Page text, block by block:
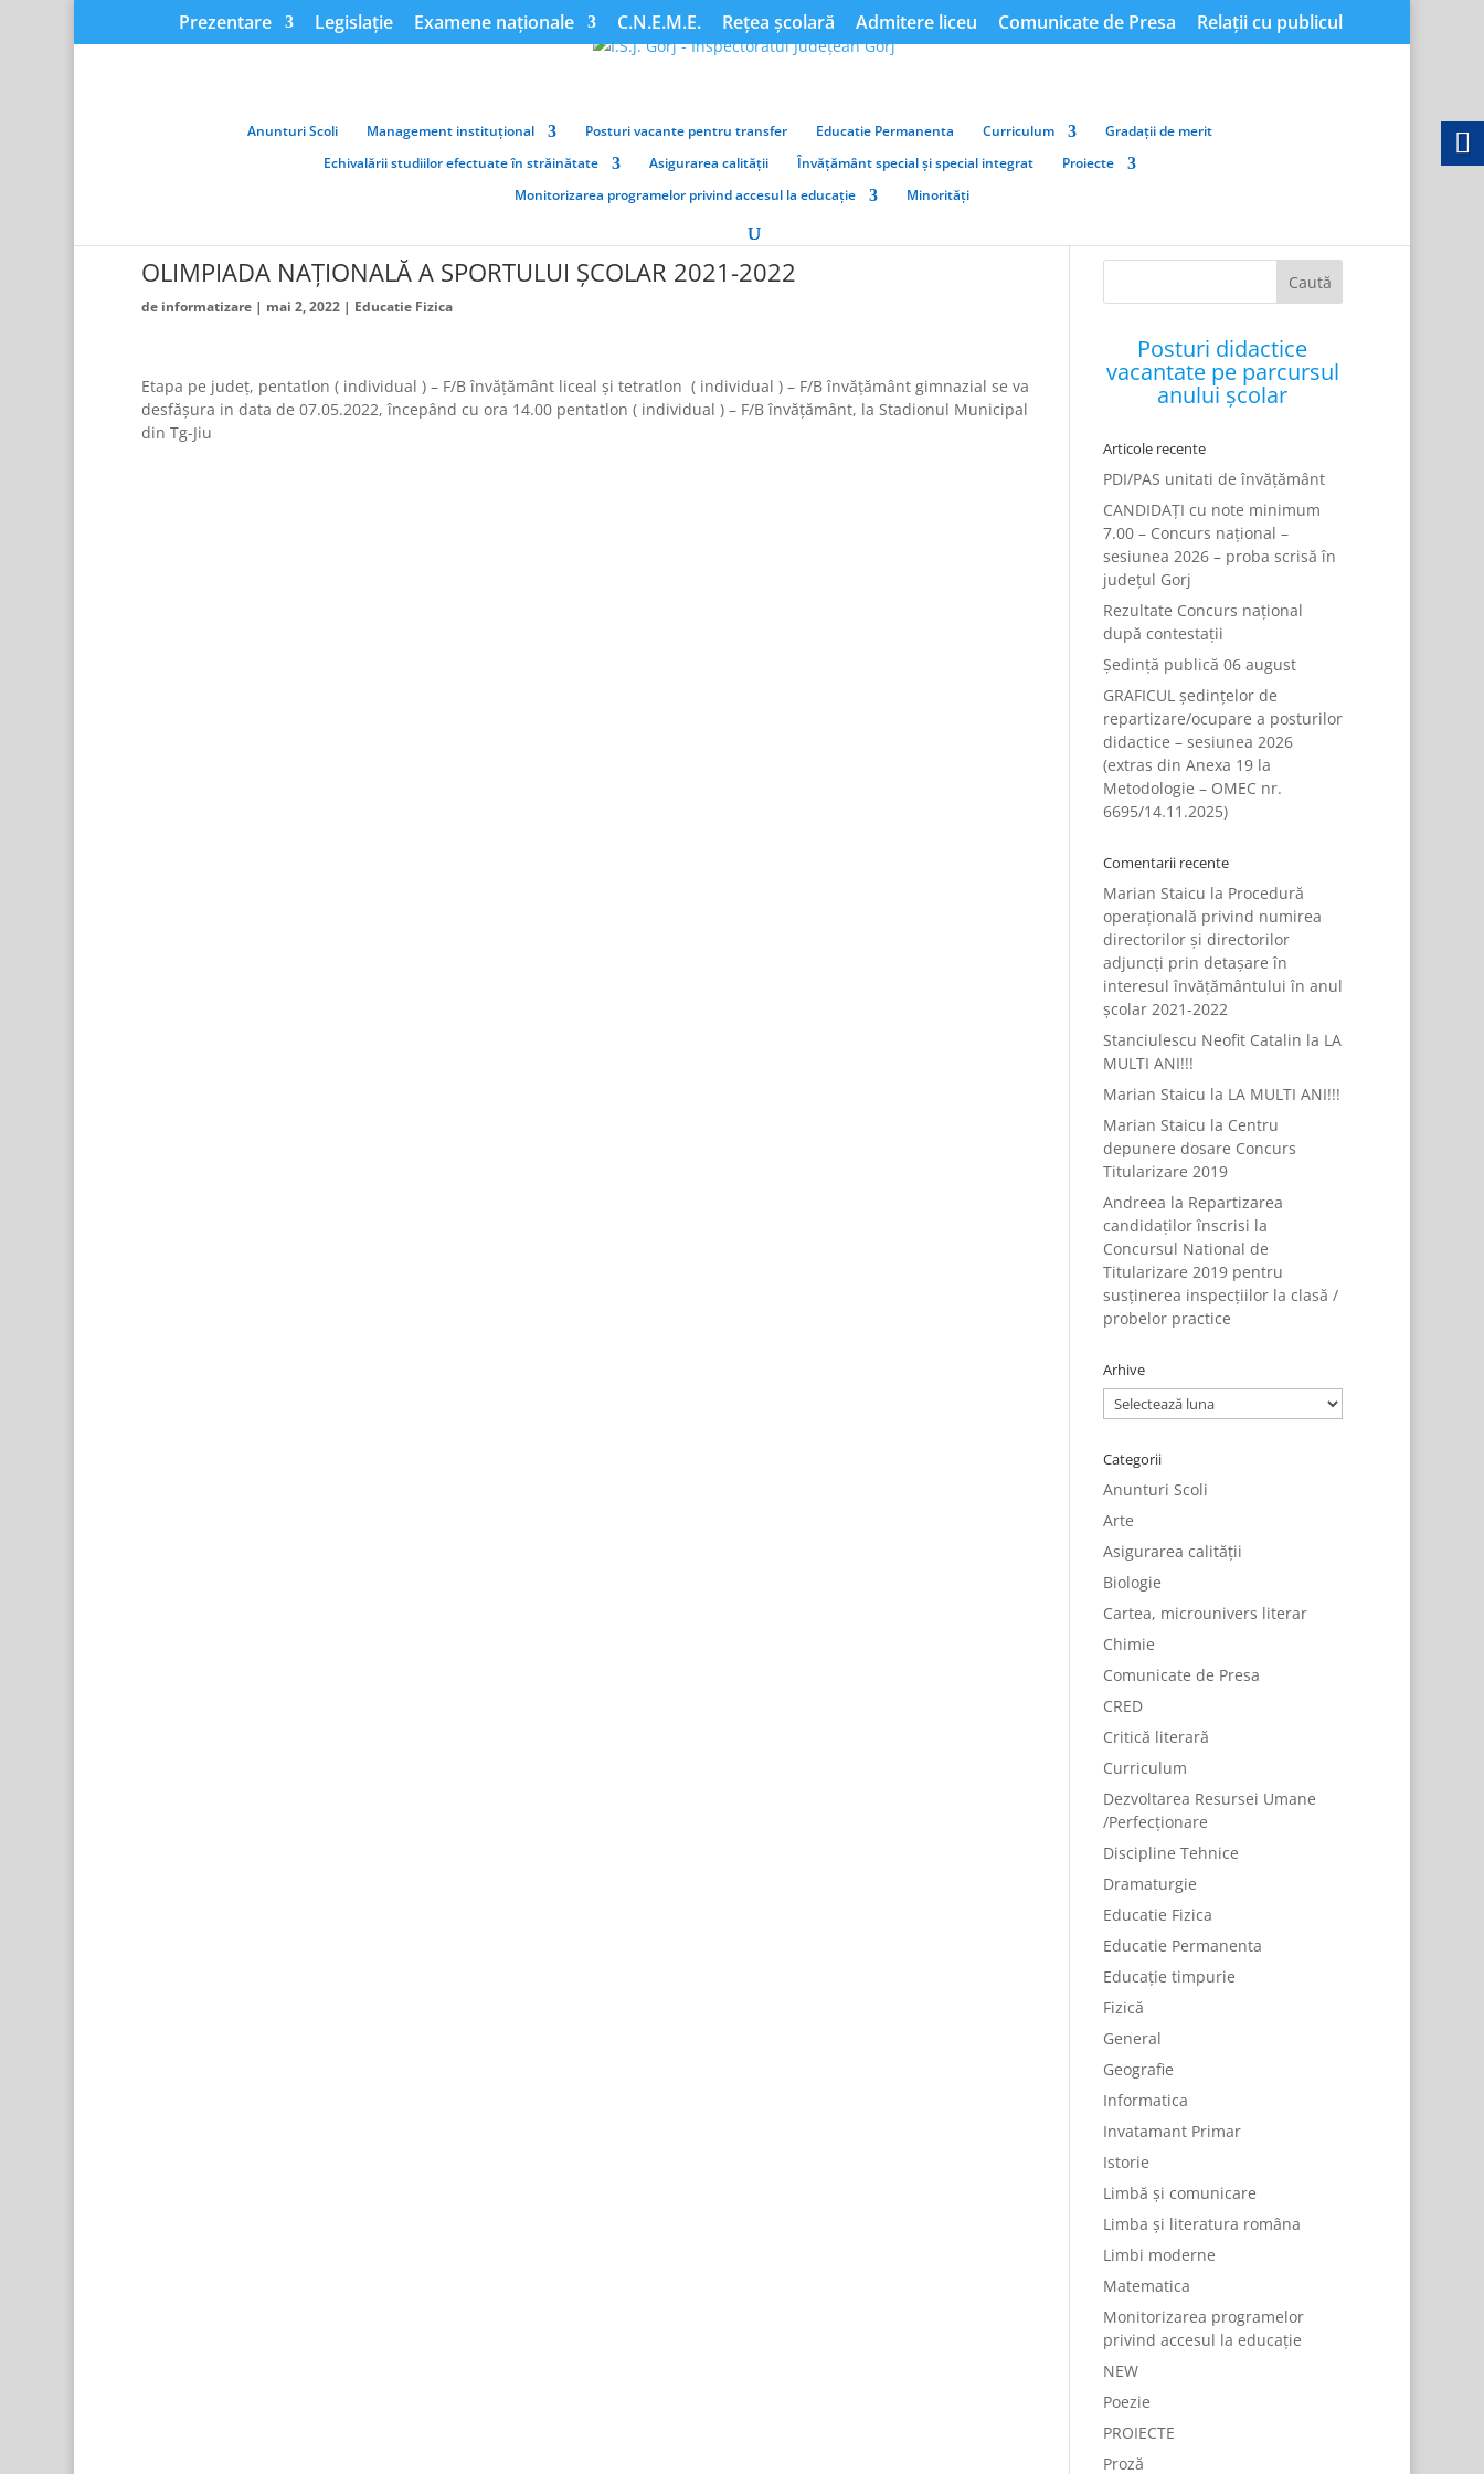
Prezentare Legislație Examene naționale C.N.E.M.E. Rețea școlară Admitere liceu Comunicate de Presa Relații cu publicul
Anunturi Scoli Management instituțional Posturi vacante pentru transfer Educatie Permanenta Curriculum
Gradații de merit
Echivalării studiilor efectuate în străinătate
Asigurarea calității Învățământ special și special integrat
Proiecte
Monitorizarea programelor privind accesul la educație
Minorități
OLIMPIADA NAȚIONALĂ A SPORTULUI ȘCOLAR 2021-2022
de informatizare| mai 2, 2022| Educatie Fizica
Etapa pe județ, pentatlon ( individual ) – F/B învățământ liceal și tetratlon ( individual ) – F/B învățământ gimnazial se va
desfășura in data de 07.05.2022, începând cu ora 14.00 pentatlon ( individual ) – F/B învățământ, la Stadionul Municipal
din Tg-Jiu
Posturi didactice
vacantate pe parcursul
anului școlar
Articole recente
PDI/PAS unitati de învățământ
CANDIDAȚI cu note minimum
7.00 – Concurs național –
sesiunea 2026 – proba scrisă în
județul Gorj
Rezultate Concurs național
după contestații
Ședință publică 06 august
GRAFICUL ședințelor de
repartizare/ocupare a posturilor
didactice – sesiunea 2026
(extras din Anexa 19 la
Metodologie – OMEC nr.
6695/14.11.2025)
Comentarii recente
Marian Staicu la Procedură
operațională privind numirea
directorilor și directorilor
adjuncți prin detașare în
interesul învățământului în anul
școlar 2021-2022
Stanciulescu Neofit Catalin la LA
MULTI ANI!!!
Marian Staicu la LA MULTI ANI!!!
Marian Staicu la Centru
depunere dosare Concurs
Titularizare 2019
Andreea la Repartizarea
candidaților înscrisi la
Concursul National de
Titularizare 2019 pentru
susținerea inspecțiilor la clasă /
probelor practice
Arhive
Arhive
Categorii
Anunturi Scoli
Arte
Asigurarea calității
Biologie
Cartea, microunivers literar
Chimie
Comunicate de Presa
CRED
Critică literară
Curriculum
Dezvoltarea Resursei Umane
/Perfecționare
Discipline Tehnice
Dramaturgie
Educatie Fizica
Educatie Permanenta
Educație timpurie
Fizică
General
Geografie
Informatica
Invatamant Primar
Istorie
Limbă și comunicare
Limba și literatura româna
Limbi moderne
Matematica
Monitorizarea programelor
privind accesul la educație
NEW
Poezie
PROIECTE
Proză